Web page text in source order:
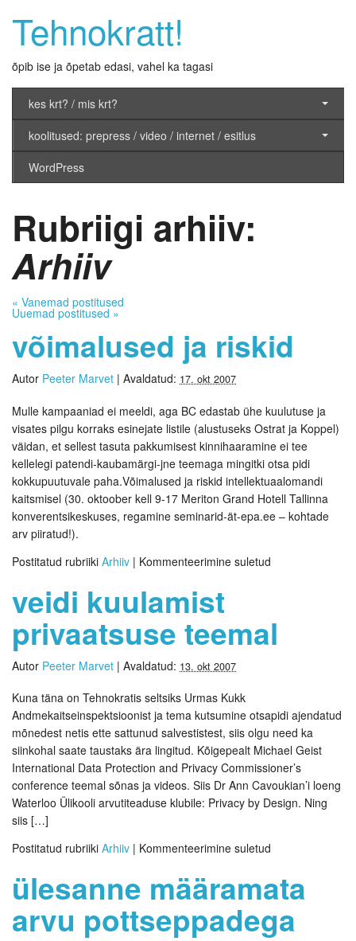
Tehnokratt!
õpib ise ja õpetab edasi, vahel ka tagasi
kes krt? / mis krt?
koolitused: prepress / video / internet / esitlus
WordPress
Rubriigi arhiiv:
Arhiiv
« Vanemad postitused
Uuemad postitused »
võimalused ja riskid
Autor Peeter Marvet | Avaldatud: 17. okt 2007
Mulle kampaaniad ei meeldi, aga BC edastab ühe kuulutuse ja
visates pilgu korraks esinejate listile (alustuseks Ostrat ja Koppel)
väidan, et sellest tasuta pakkumisest kinnihaaramine ei tee
kellelegi patendi-kaubamärgi-jne teemaga mingitki otsa pidi
kokkupuutuvale paha.Võimalused ja riskid intellektuaalomandi
kaitsmisel (30. oktoober kell 9-17 Meriton Grand Hotell Tallinna
konverentsikeskuses, regamine seminarid-ät-epa.ee – kohtade
arv piiratud!).
Postitatud rubriiki Arhiiv | Kommenteerimine suletud
veidi kuulamist
privaatsuse teemal
Autor Peeter Marvet | Avaldatud: 13. okt 2007
Kuna täna on Tehnokratis seltsiks Urmas Kukk
Andmekaitseinspektsioonist ja tema kutsumine otsapidi ajendatud
mõnedest netis ette sattunud salvestistest, siis olgu need ka
siinkohal saate taustaks ära lingitud. Kõigepealt Michael Geist
International Data Protection and Privacy Commissioner’s
conference teemal sõnas ja videos. Siis Dr Ann Cavoukian’i loeng
Waterloo Ülikooli arvutiteaduse klubile: Privacy by Design. Ning
siis […]
Postitatud rubriiki Arhiiv | Kommenteerimine suletud
ülesanne määramata
arvu pottseppadega